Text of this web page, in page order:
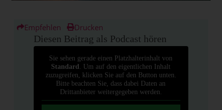
Empfehlen Drucken
Diesen Beitrag als Podcast hören
Sie sehen gerade einen Platzhalterinhalt von
Standard
. Um auf den eigentlichen Inhalt
zuzugreifen, klicken Sie auf den Button unten.
Bitte beachten Sie, dass dabei Daten an
Drittanbieter weitergegeben werden.